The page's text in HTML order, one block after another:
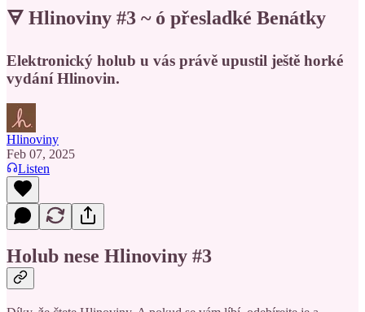
🜃 Hlinoviny #3 ~ ó přesladké Benátky
Elektronický holub u vás právě upustil ještě horké
vydání Hlinovin.
Hlinoviny
Feb 07, 2025
Listen
Holub nese Hlinoviny #3